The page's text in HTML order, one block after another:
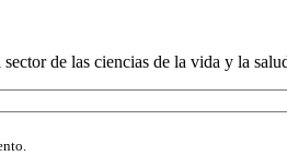
de las ciencias de la vida y la